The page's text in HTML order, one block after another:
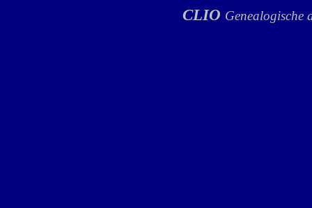
CLIO Genealogische